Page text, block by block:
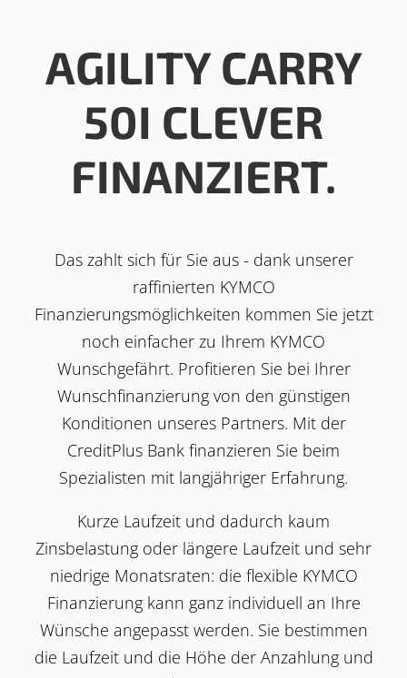
AGILITY CARRY
50I CLEVER
FINANZIERT.
Das zahlt sich für Sie aus - dank unserer
raffinierten KYMCO
Finanzierungsmöglichkeiten kommen Sie jetzt
noch einfacher zu Ihrem KYMCO
Wunschgefährt. Profitieren Sie bei Ihrer
Wunschfinanzierung von den günstigen
Konditionen unseres Partners. Mit der
CreditPlus Bank finanzieren Sie beim
Spezialisten mit langjähriger Erfahrung.
Kurze Laufzeit und dadurch kaum
Zinsbelastung oder längere Laufzeit und sehr
niedrige Monatsraten: die flexible KYMCO
Finanzierung kann ganz individuell an Ihre
Wünsche angepasst werden. Sie bestimmen
die Laufzeit und die Höhe der Anzahlung und